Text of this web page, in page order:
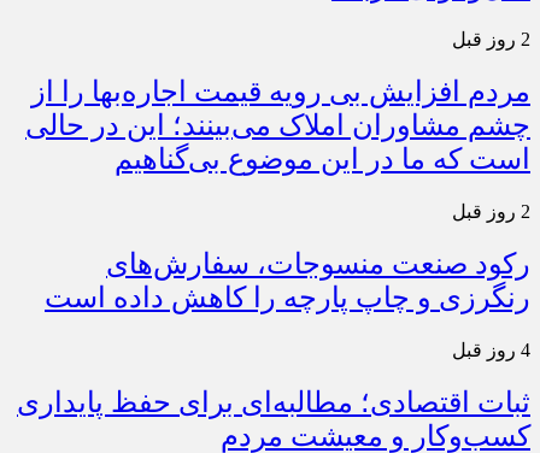
2 روز قبل
مردم افزایش بی رویه قیمت اجاره‌بها را از
چشم مشاوران املاک می‌بینند؛ این در حالی
است که ما در این موضوع بی‌گناهیم
2 روز قبل
رکود صنعت منسوجات، سفارش‌های
رنگرزی و چاپ پارچه را کاهش داده است
4 روز قبل
ثبات اقتصادی؛ مطالبه‌ای برای حفظ پایداری
کسب‌وکار و معیشت مردم